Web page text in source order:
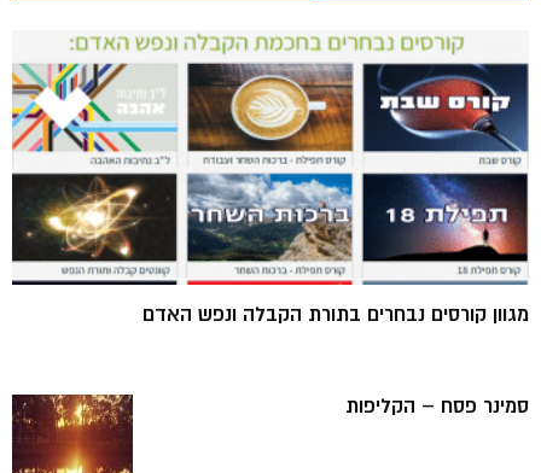
מגוון קורסים נבחרים בתורת הקבלה ונפש האדם
סמינר פסח – הקליפות